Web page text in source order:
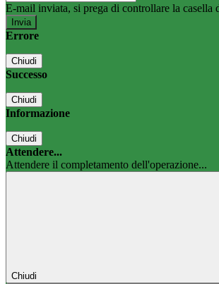
E-mail inviata, si prega di controllare la casella
Errore
Chiudi
Successo
Chiudi
Informazione
Chiudi
Attendere...
Attendere il completamento dell'operazione...
Chiudi